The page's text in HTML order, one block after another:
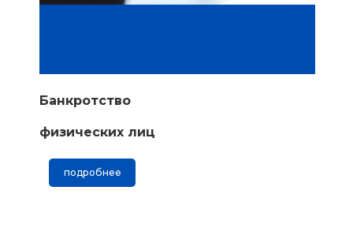
Банкротство
физических лиц
подробнее